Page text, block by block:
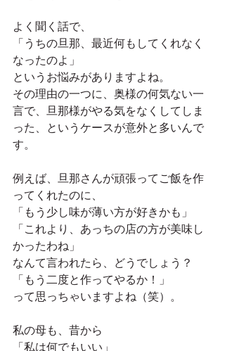
よく聞く話で、
「うちの旦那、最近何もしてくれなく
なったのよ」
というお悩みがありますよね。
その理由の一つに、奥様の何気ない一
言で、旦那様がやる気をなくしてしま
った、というケースが意外と多いんで
す。
例えば、旦那さんが頑張ってご飯を作
ってくれたのに、
「もう少し味が薄い方が好きかも」
「これより、あっちの店の方が美味し
かったわね」
なんて言われたら、どうでしょう？
「もう二度と作ってやるか！」
って思っちゃいますよね（笑）。
私の母も、昔から
「私は何でもいい」